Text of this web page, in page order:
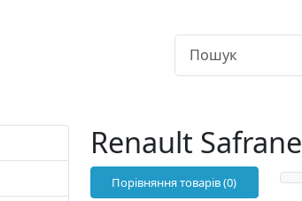
Renault Safrane
Порівняння товарів (0)